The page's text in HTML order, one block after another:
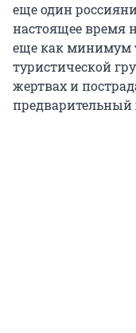
еще один
настоящее время
еще как минимум
туристической
жертвах и
предварительный